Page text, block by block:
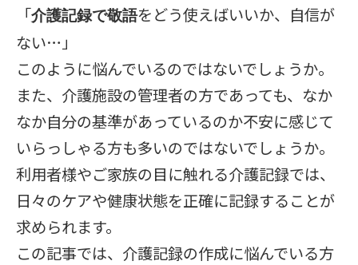
「介護記録で敬語をどう使えばいいか、自信が
ない…」
このように悩んでいるのではないでしょうか。
また、介護施設の管理者の方であっても、なか
なか自分の基準があっているのか不安に感じて
いらっしゃる方も多いのではないでしょうか。
利用者様やご家族の目に触れる介護記録では、
日々のケアや健康状態を正確に記録することが
求められます。
この記事では、介護記録の作成に悩んでいる方